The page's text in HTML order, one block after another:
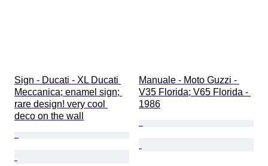
Sign - Ducati - XL Ducati
Meccanica; enamel sign;
rare design! very cool
deco on the wall
Manuale - Moto Guzzi -
V35 Florida; V65 Florida -
1986